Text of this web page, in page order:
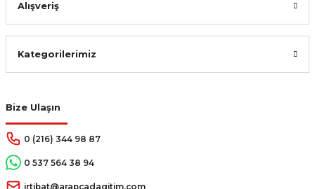
Bize Ulaşın
0 (216) 344 98 87
0 537 564 38 94
irtibat@arapcadagitim.com
Alışveriş
Kategorilerimiz